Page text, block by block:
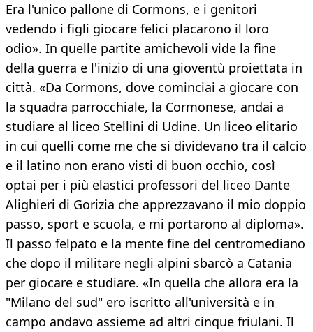
Era l'unico pallone di Cormons, e i genitori
vedendo i figli giocare felici placarono il loro
odio». In quelle partite amichevoli vide la fine
della guerra e l'inizio di una gioventù proiettata in
città. «Da Cormons, dove cominciai a giocare con
la squadra parrocchiale, la Cormonese, andai a
studiare al liceo Stellini di Udine. Un liceo elitario
in cui quelli come me che si dividevano tra il calcio
e il latino non erano visti di buon occhio, così
optai per i più elastici professori del liceo Dante
Alighieri di Gorizia che apprezzavano il mio doppio
passo, sport e scuola, e mi portarono al diploma».
Il passo felpato e la mente fine del centromediano
che dopo il militare negli alpini sbarcò a Catania
per giocare e studiare. «In quella che allora era la
"Milano del sud" ero iscritto all'università e in
campo andavo assieme ad altri cinque friulani. Il